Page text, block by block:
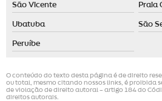
São Vicente Praia
Ubatuba São
Peruíbe
O conteúdo do texto desta página é de direito
ou total, mesmo citando nossos links, é proibida
de violação de direito autoral – artigo 184 do
direitos autorais